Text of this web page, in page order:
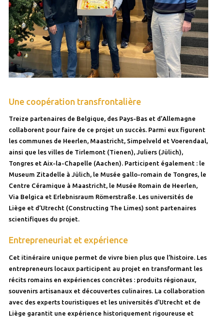
Une coopération transfrontalière
Treize partenaires de Belgique, des Pays-Bas et d’Allemagne
collaborent pour faire de ce projet un succès. Parmi eux figurent
les communes de Heerlen, Maastricht, Simpelveld et Voerendaal,
ainsi que les villes de Tirlemont (Tienen), Juliers (Jülich),
Tongres et Aix-la-Chapelle (Aachen). Participent également : le
Museum Zitadelle à Jülich, le Musée gallo-romain de Tongres, le
Centre Céramique à Maastricht, le Musée Romain de Heerlen,
Via Belgica et Erlebnisraum Römerstraße. Les universités de
Liège et d’Utrecht (Constructing The Limes) sont partenaires
scientifiques du projet.
Entrepreneuriat et expérience
Cet itinéraire unique permet de vivre bien plus que l’histoire. Les
entrepreneurs locaux participent au projet en transformant les
récits romains en expériences concrètes : produits régionaux,
souvenirs artisanaux et découvertes culinaires. La collaboration
avec des experts touristiques et les universités d’Utrecht et de
Liège garantit une expérience historiquement rigoureuse et